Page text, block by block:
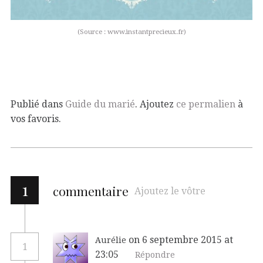
(Source : www.instantprecieux.fr)
Publié dans Guide du marié. Ajoutez ce permalien à
vos favoris.
1 commentaire Ajoutez le vôtre
1
Aurélie on 6 septembre 2015 at
23:05
Répondre